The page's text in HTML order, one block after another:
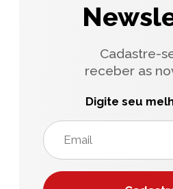
Cadastre-
receber as
Digite seu